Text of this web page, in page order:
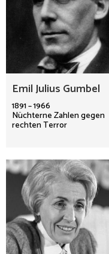
Emil Julius Gumbel
1891 – 1966
Nüchterne Zahlen gegen
rechten Terror